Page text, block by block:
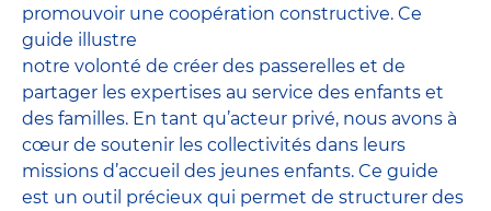
promouvoir une coopération constructive. Ce
guide illustre
notre volonté de créer des passerelles et de
partager les expertises au service des enfants et
des familles. En tant qu’acteur privé, nous avons à
cœur de soutenir les collectivités dans leurs
missions d’accueil des jeunes enfants. Ce guide
est un outil précieux qui permet de structurer des